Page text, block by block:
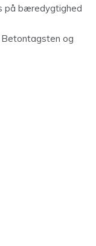
på bæredygtighed
Betontagsten og